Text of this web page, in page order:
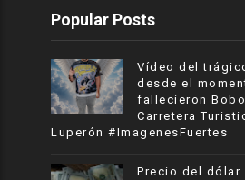
Popular Posts
Vídeo del
desde el
fallecieron
Carretera
Luperón #ImagenesFuertes
Precio del dólar